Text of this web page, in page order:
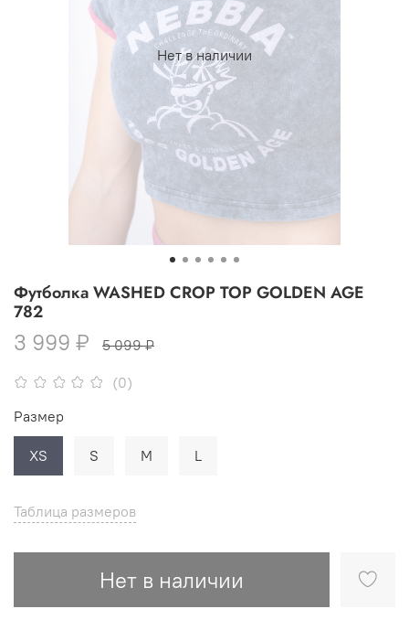
Нет в наличии
(0)
Футболка WASHED CROP TOP GOLDEN AGE
782
3 999 ₽ 5 099 ₽
Таблица размеров
Нет в наличии
Размер
XS S M L